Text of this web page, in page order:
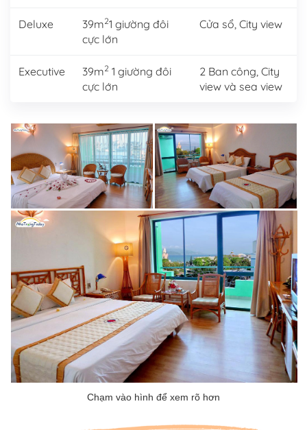
Deluxe 39m21 giường đôi
cực lớn
Cửa sổ, City view
Executive 39m2 1 giường đôi
cực lớn
2 Ban công, City
view và sea view